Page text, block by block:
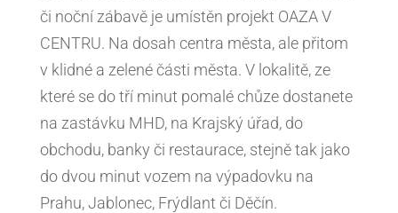
či noční zábavě je umístěn projekt OAZA V
CENTRU. Na dosah centra města, ale přitom
v klidné a zelené části města. V lokalitě, ze
které se do tří minut pomalé chůze dostanete
na zastávku MHD, na Krajský úřad, do
obchodu, banky či restaurace, stejně tak jako
do dvou minut vozem na výpadovku na
Prahu, Jablonec, Frýdlant či Děčín.